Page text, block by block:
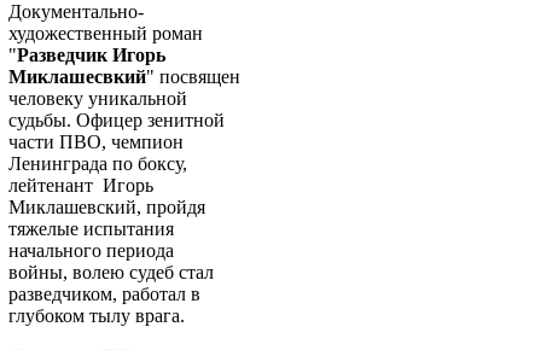
Документально-
художественный роман
"Разведчик Игорь
Миклашесвкий" посвящен
человеку уникальной
судьбы. Офицер зенитной
части ПВО, чемпион
Ленинграда по боксу,
лейтенант Игорь
Миклашевский, пройдя
тяжелые испытания
начального периода
войны, волею судеб стал
разведчиком, работал в
глубоком тылу врага.